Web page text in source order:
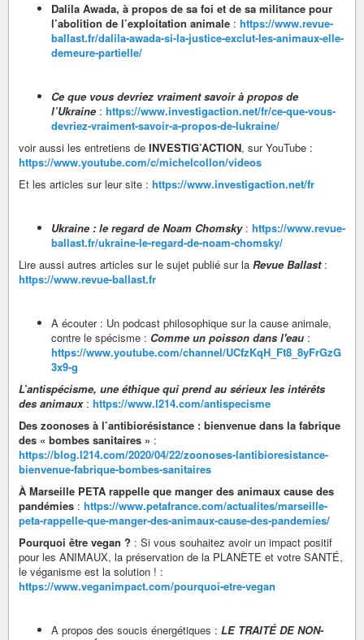
Dalila Awada, à propos de sa foi et de sa militance pour
l’abolition de l’exploitation animale : https://www.revue-
ballast.fr/dalila-awada-si-la-justice-exclut-les-animaux-elle-
demeure-partielle/
Ce que vous devriez vraiment savoir à propos de
l’Ukraine : https://www.investigaction.net/fr/ce-que-vous-
devriez-vraiment-savoir-a-propos-de-lukraine/
voir aussi les entretiens de INVESTIG’ACTION, sur YouTube :
https://www.youtube.com/c/michelcollon/videos
Et les articles sur leur site : https://www.investigaction.net/fr
Ukraine : le regard de Noam Chomsky: https://www.revue-
ballast.fr/ukraine-le-regard-de-noam-chomsky/
Lire aussi autres articles sur le sujet publié sur la Revue Ballast:
https://www.revue-ballast.fr
A écouter : Un podcast philosophique sur la cause animale,
contre le spécisme : Comme un poisson dans l'eau :
https://www.youtube.com/channel/UCfzKqH_Ft8_8yFrGzG
3x9-g
L’antispécisme, une éthique qui prend au sérieux les intérêts
des animaux: https://www.l214.com/antispecisme
Des zoonoses à l’antibiorésistance : bienvenue dans la fabrique
des « bombes sanitaires » :
https://blog.l214.com/2020/04/22/zoonoses-lantibioresistance-
bienvenue-fabrique-bombes-sanitaires
À Marseille PETA rappelle que manger des animaux cause des
pandémies : https://www.petafrance.com/actualites/marseille-
peta-rappelle-que-manger-des-animaux-cause-des-pandemies/
Pourquoi être vegan ? : Si vous souhaitez avoir un impact positif
pour les ANIMAUX, la préservation de la PLANÈTE et votre SANTÉ,
le véganisme est la solution ! :
https://www.veganimpact.com/pourquoi-etre-vegan
A propos des soucis énergétiques : LE TRAITÉ DE NON-